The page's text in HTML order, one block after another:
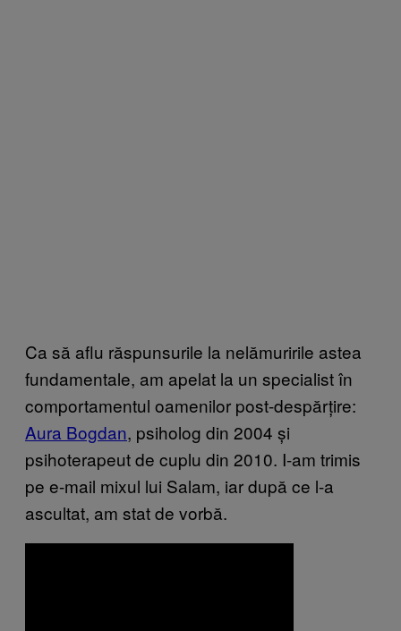
Ca să aflu răspunsurile la nelămuririle astea
fundamentale, am apelat la un specialist în
comportamentul oamenilor post-despărțire:
Aura Bogdan, psiholog din 2004 și
psihoterapeut de cuplu din 2010. I-am trimis
pe e-mail mixul lui Salam, iar după ce l-a
ascultat, am stat de vorbă.